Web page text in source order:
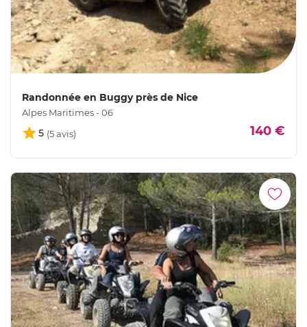
Randonnée en Buggy près de Nice
Alpes Maritimes - 06
5 140 €